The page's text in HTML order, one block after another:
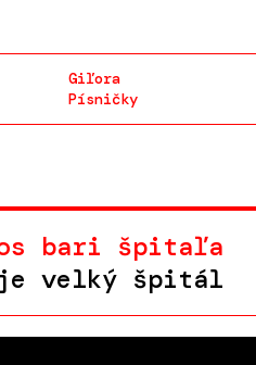
Giľora
Písničky
bari špitaľa
je velký špitál